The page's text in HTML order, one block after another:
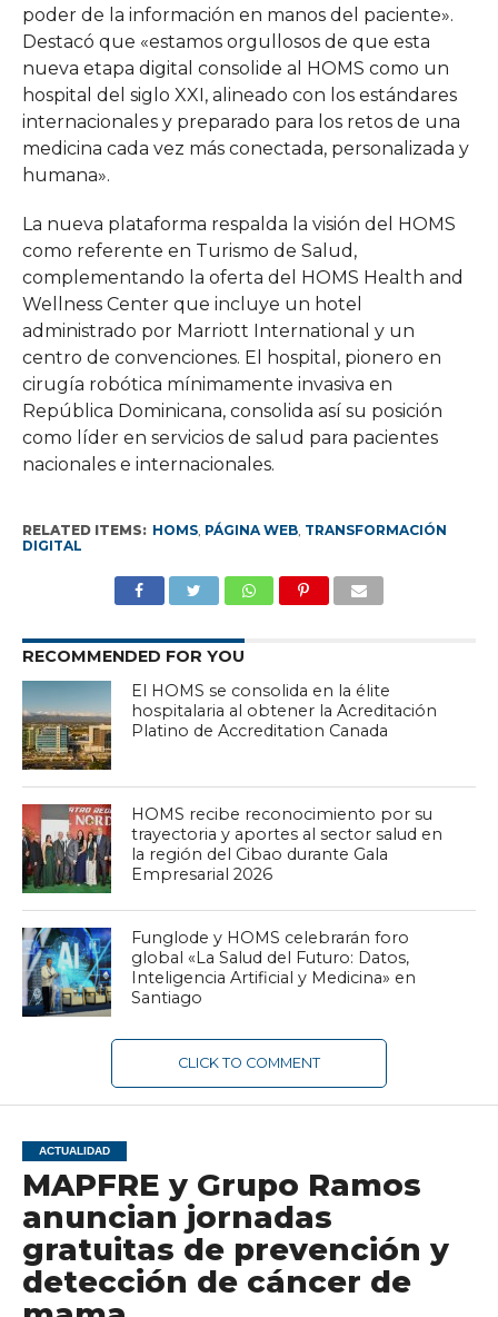
poder de la información en manos del paciente».
Destacó que «estamos orgullosos de que esta
nueva etapa digital consolide al HOMS como un
hospital del siglo XXI, alineado con los estándares
internacionales y preparado para los retos de una
medicina cada vez más conectada, personalizada y
humana».
La nueva plataforma respalda la visión del HOMS
como referente en Turismo de Salud,
complementando la oferta del HOMS Health and
Wellness Center que incluye un hotel
administrado por Marriott International y un
centro de convenciones. El hospital, pionero en
cirugía robótica mínimamente invasiva en
República Dominicana, consolida así su posición
como líder en servicios de salud para pacientes
nacionales e internacionales.
RELATED ITEMS: HOMS, PÁGINA WEB, TRANSFORMACIÓN
DIGITAL
RECOMMENDED FOR YOU
El HOMS se consolida en la élite
hospitalaria al obtener la Acreditación
Platino de Accreditation Canada
HOMS recibe reconocimiento por su
trayectoria y aportes al sector salud en
la región del Cibao durante Gala
Empresarial 2026
Funglode y HOMS celebrarán foro
global «La Salud del Futuro: Datos,
Inteligencia Artificial y Medicina» en
Santiago
CLICK TO COMMENT
ACTUALIDAD
MAPFRE y Grupo Ramos
anuncian jornadas
gratuitas de prevención y
detección de cáncer de